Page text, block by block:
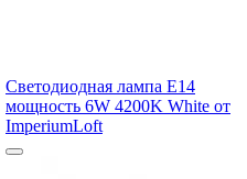
Светодиодная лампа E14
мощность 6W 4200K White от
ImperiumLoft